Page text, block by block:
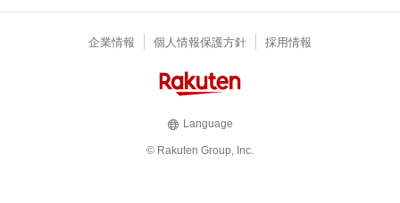
企業情報 個人情報保護方針 採用情報
Language
© Rakuten Group, Inc.